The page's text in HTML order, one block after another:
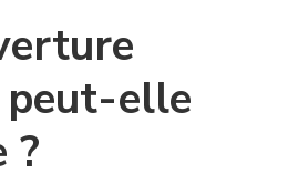
elle
?